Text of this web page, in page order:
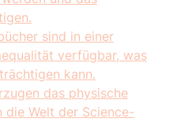
sind in einer
verfügbar, was
kann.
das physische
die Welt der Science-